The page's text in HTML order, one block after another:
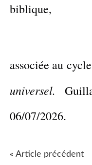
biblique,
associée au
universel.
06/07/2026.
« Article précédent